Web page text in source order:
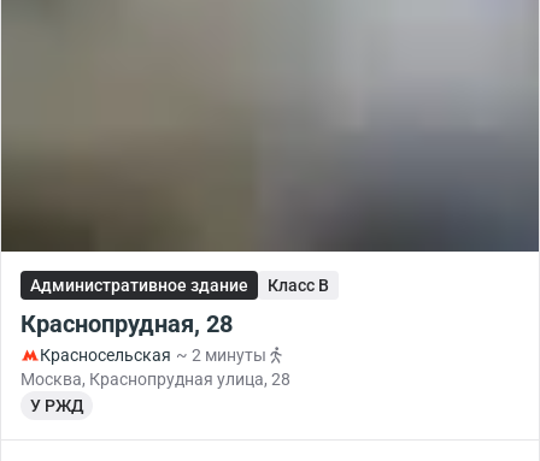
Административное здание Класс B
Краснопрудная, 28
Красносельская ~ 2 минуты
Москва, Краснопрудная улица, 28
У РЖД